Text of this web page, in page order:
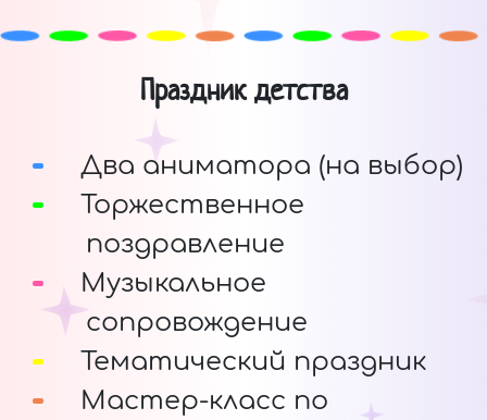
Праздник детства
Два аниматора (на выбор)
Торжественное
поздравление
Музыкальное
сопровождение
Тематический праздник
Мастер-класс по